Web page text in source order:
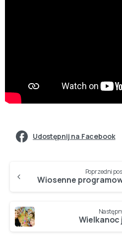
Udostępnij na Facebook
Poprzedni
Wielkanoc